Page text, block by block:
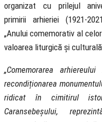
organizat cu prilejul
primirii arhieriei (1921-
„Anului comemorativ al
valoarea liturgică și
„Comemorarea
recondiționarea
ridicat în cimitirul
Caransebeșului,